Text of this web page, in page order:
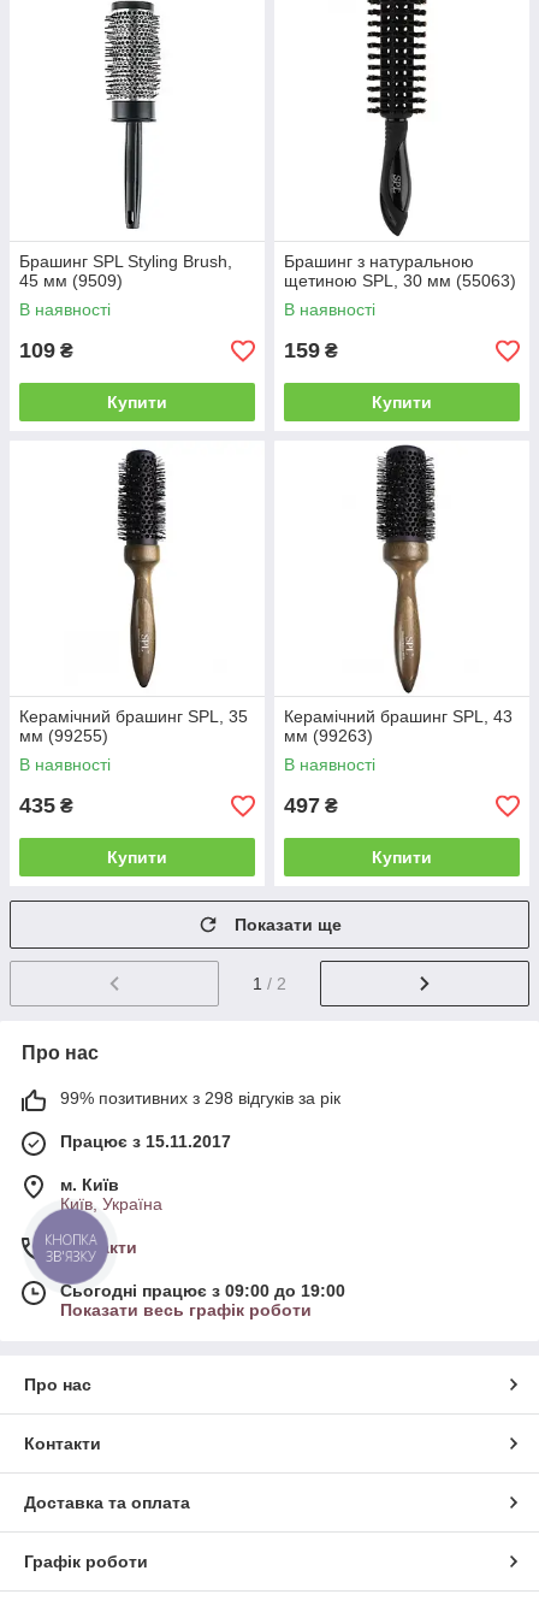
Брашинг SPL Styling Brush,
45 мм (9509)
В наявності
109 ₴
Купити
Брашинг з натуральною
щетиною SPL, 30 мм (55063)
В наявності
159 ₴
Купити
Керамічний брашинг SPL, 35
мм (99255)
В наявності
435 ₴
Купити
Керамічний брашинг SPL, 43
мм (99263)
В наявності
497 ₴
Купити
Показати ще
1 / 2
Про нас
99% позитивних з 298 відгуків за рік
Працює з 15.11.2017
м. Київ
Київ, Україна
Контакти
Сьогодні працює з 09:00 до 19:00
Показати весь графік роботи
Про нас
Контакти
Доставка та оплата
Графік роботи
КНОПКА
ЗВ'ЯЗКУ